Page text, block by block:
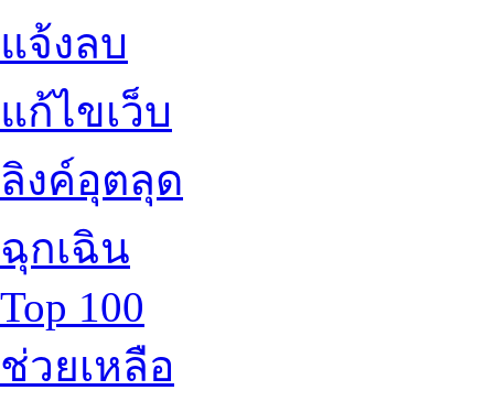
แจ้งลบ
แก้ไขเว็บ
ลิงค์อุตลุด
ฉุกเฉิน
Top 100
ช่วยเหลือ